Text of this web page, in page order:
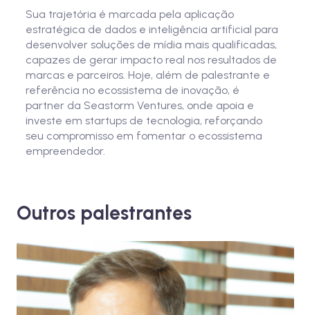
Sua trajetória é marcada pela aplicação
estratégica de dados e inteligência artificial para
desenvolver soluções de mídia mais qualificadas,
capazes de gerar impacto real nos resultados de
marcas e parceiros. Hoje, além de palestrante e
referência no ecossistema de inovação, é
partner da Seastorm Ventures, onde apoia e
investe em startups de tecnologia, reforçando
seu compromisso em fomentar o ecossistema
empreendedor.
Outros palestrantes